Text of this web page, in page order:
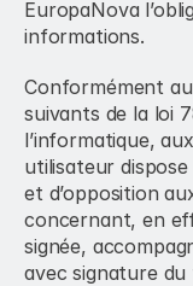
EuropaNova
informations.
Conformément
suivants de la loi
l’informatique,
utilisateur dispose
et d’opposition
concernant, en
signée,
avec signature